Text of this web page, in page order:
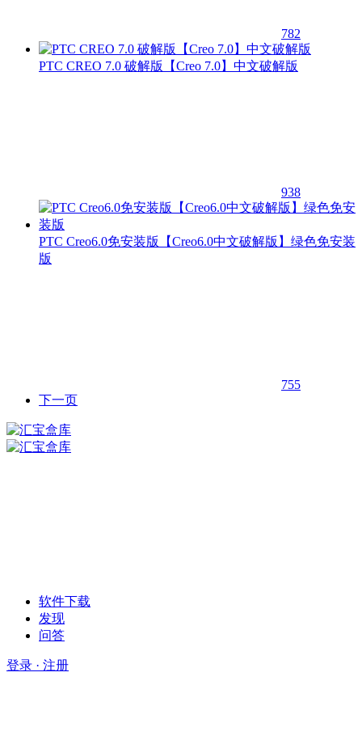
782
PTC CREO 7.0 破解版【Creo 7.0】中文破解版
938
PTC Creo6.0免安装版【Creo6.0中文破解版】绿色免安装
版
755
下一页
软件下载
发现
问答
登录 · 注册